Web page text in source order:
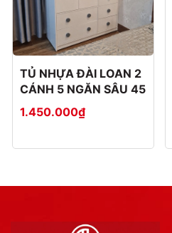
TỦ NHỰA ĐÀI LOAN 2
CÁNH 5 NGĂN SÂU 45
1.450.000₫